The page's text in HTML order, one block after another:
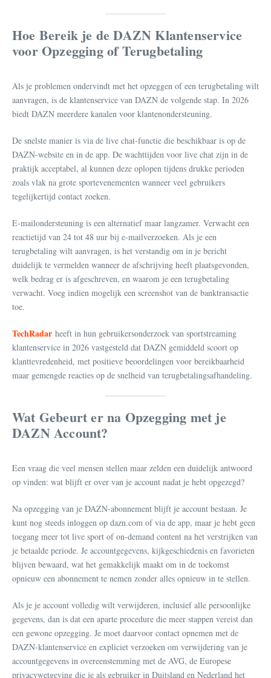
Hoe Bereik je de DAZN Klantenservice
voor Opzegging of Terugbetaling
Als je problemen ondervindt met het opzeggen of een terugbetaling wilt
aanvragen, is de klantenservice van DAZN de volgende stap. In 2026
biedt DAZN meerdere kanalen voor klantenondersteuning.
De snelste manier is via de live chat-functie die beschikbaar is op de
DAZN-website en in de app. De wachttijden voor live chat zijn in de
praktijk acceptabel, al kunnen deze oplopen tijdens drukke perioden
zoals vlak na grote sportevenementen wanneer veel gebruikers
tegelijkertijd contact zoeken.
E-mailondersteuning is een alternatief maar langzamer. Verwacht een
reactietijd van 24 tot 48 uur bij e-mailverzoeken. Als je een
terugbetaling wilt aanvragen, is het verstandig om in je bericht
duidelijk te vermelden wanneer de afschrijving heeft plaatsgevonden,
welk bedrag er is afgeschreven, en waarom je een terugbetaling
verwacht. Voeg indien mogelijk een screenshot van de banktransactie
toe.
TechRadar heeft in hun gebruikersonderzoek van sportstreaming
klantenservice in 2026 vastgesteld dat DAZN gemiddeld scoort op
klanttevredenheid, met positieve beoordelingen voor bereikbaarheid
maar gemengde reacties op de snelheid van terugbetalingsafhandeling.
Wat Gebeurt er na Opzegging met je
DAZN Account?
Een vraag die veel mensen stellen maar zelden een duidelijk antwoord
op vinden: wat blijft er over van je account nadat je hebt opgezegd?
Na opzegging van je DAZN-abonnement blijft je account bestaan. Je
kunt nog steeds inloggen op dazn.com of via de app, maar je hebt geen
toegang meer tot live sport of on-demand content na het verstrijken van
je betaalde periode. Je accountgegevens, kijkgeschiedenis en favorieten
blijven bewaard, wat het gemakkelijk maakt om in de toekomst
opnieuw een abonnement te nemen zonder alles opnieuw in te stellen.
Als je je account volledig wilt verwijderen, inclusief alle persoonlijke
gegevens, dan is dat een aparte procedure die meer stappen vereist dan
een gewone opzegging. Je moet daarvoor contact opnemen met de
DAZN-klantenservice en expliciet verzoeken om verwijdering van je
accountgegevens in overeenstemming met de AVG, de Europese
privacywetgeving die je als gebruiker in Duitsland en Nederland het